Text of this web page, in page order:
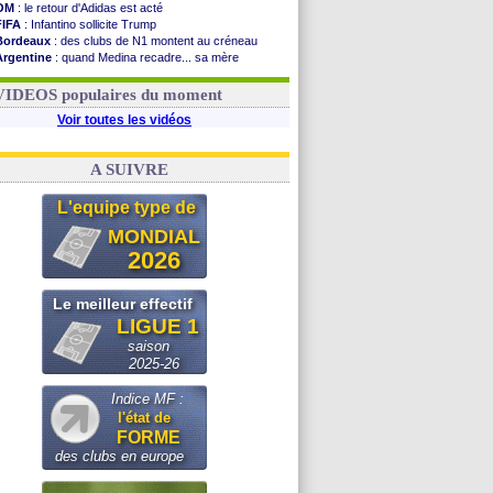
: le retour d'Adidas est acté
: Infantino sollicite Trump
: des clubs de N1 montent au créneau
: quand Medina recadre... sa mère
: Paixão attire un 2e club anglais
populaires du moment
Voir toutes les vidéos
A SUIVRE
L'equipe type de
MONDIAL
2026
Le meilleur effectif
LIGUE 1
saison
2025-26
Indice MF :
l'état de
FORME
des clubs en europe